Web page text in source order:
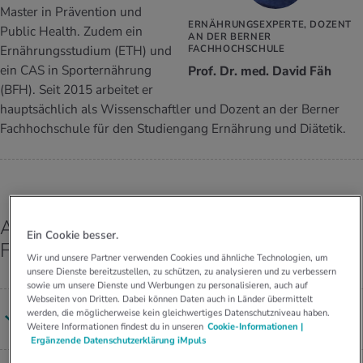
& Intoleranzen
THEMEN IM BEREICH ERNÄHRUNG
Personal Health Coaching
THEMEN IM BEREICH BEWEGUNG
Personal Health Coaching
THEMEN IM BEREICH ENTSPANNUNG
Personal Health Coaching
Wissen
THEMEN IM BEREICH MEDIZIN
Personal Health Coaching
Angebote
Tools, Test & Quizze
ERNÄHRUNGSEXPERTE, DOZENT
AN DER BERNER
FACHHOCHSCHULE
Prof. Dr. med. David Fäh
Master in Prävention und
Public Health. Zudem ein
Ernährungsstudium (ETH) und
ein CAS in Sporternährung
(BFH). Seit 2015 arbeitet er
hauptsächlich als Wissenschaftler und Dozent an der Berner
Fachhochschule für den Studiengang Ernährung und Diätetik.
Alle Antworten von Prof. Dr. med. David
Fäh
Wie schnell baut unser Kör­per Al­ko­hol ab?
Ein Cookie besser.
Wir und unsere Partner verwenden Cookies und ähnliche Technologien, um
unsere Dienste bereitzustellen, zu schützen, zu analysieren und zu verbessern
sowie um unsere Dienste und Werbungen zu personalisieren, auch auf
Webseiten von Dritten. Dabei können Daten auch in Länder übermittelt
werden, die möglicherweise kein gleichwertiges Datenschutzniveau haben.
Weitere Informationen findest du in unseren Cookie-Informationen |
Ergänzende Datenschutzerklärung iMpuls